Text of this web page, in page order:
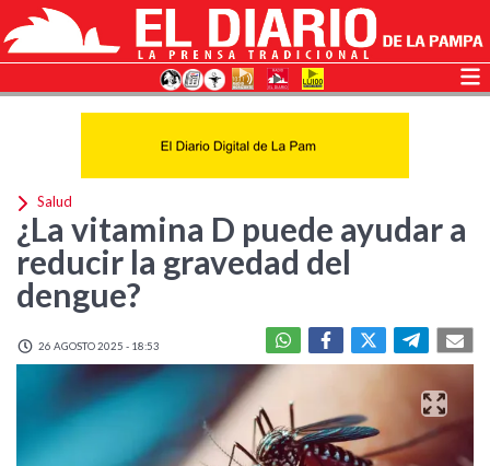
Salud
¿La vitamina D puede ayudar a
reducir la gravedad del
dengue?
26 AGOSTO 2025 - 18:53